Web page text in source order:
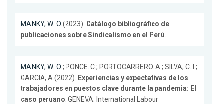
MANKY, W. O.(2023). Catálogo bibliográfico de
publicaciones sobre Sindicalismo en el Perú.
MANKY, W. O.; PONCE, C.; PORTOCARRERO, A.; SILVA, C. I.;
GARCIA, A.(2022). Experiencias y expectativas de los
trabajadores en puestos clave durante la pandemia: El
caso peruano. GENEVA. International Labour